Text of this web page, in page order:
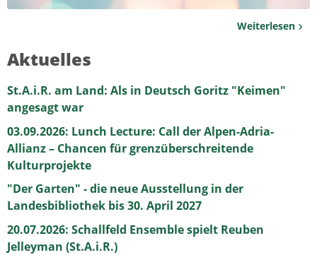
Weiterlesen
Aktuelles
St.A.i.R. am Land: Als in Deutsch Goritz "Keimen"
angesagt war
03.09.2026: Lunch Lecture: Call der Alpen-Adria-
Allianz – Chancen für grenzüberschreitende
Kulturprojekte
"Der Garten" - die neue Ausstellung in der
Landesbibliothek bis 30. April 2027
20.07.2026: Schallfeld Ensemble spielt Reuben
Jelleyman (St.A.i.R.)